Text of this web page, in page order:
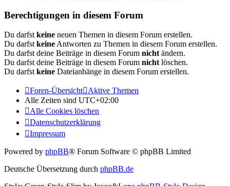
Berechtigungen in diesem Forum
Du darfst keine neuen Themen in diesem Forum erstellen.
Du darfst keine Antworten zu Themen in diesem Forum erstellen.
Du darfst deine Beiträge in diesem Forum nicht ändern.
Du darfst deine Beiträge in diesem Forum nicht löschen.
Du darfst keine Dateianhänge in diesem Forum erstellen.
Foren-Übersicht
Aktive Themen
Alle Zeiten sind UTC+02:00
Alle Cookies löschen
Datenschutzerklärung
Impressum
Powered by phpBB® Forum Software © phpBB Limited
Deutsche Übersetzung durch phpBB.de